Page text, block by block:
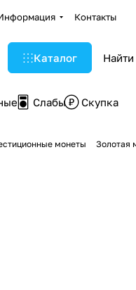
Контакты
Каталог
Слабы Скупка
монеты Золотая